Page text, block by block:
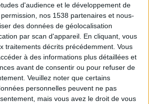
d'audience et le développement de
nos 1538 partenaires et nous-
des données de géolocalisation
par scan d'appareil. En cliquant, vous
traitements décrits précédemment. Vous
à des informations plus détaillées et
avant de consentir ou pour refuser de
Veuillez noter que certains
personnelles peuvent ne pas
mais vous avez le droit de vous